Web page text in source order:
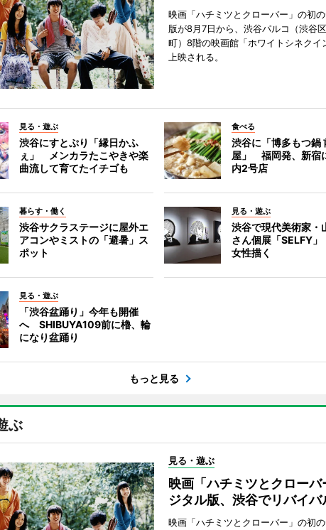
映画「ハチミツとクローバー」の初
版が8月7日から、渋谷パルコ（渋谷
町）8階の映画館「ホワイトシネクイ
上映される。
見る・遊ぶ
渋谷にすとぷり「縁日かふ
ぇ」 メンカラたこやきや楽
曲流して育てたイチゴも
食べる
渋谷に「博多もつ鍋
屋」 福岡発、新宿
内2号店
暮らす・働く
渋谷サクラステージに屋外エ
アコンやミストの「避暑」ス
ポット
見る・遊ぶ
渋谷で現代美術家・
さん個展「SELFY
女性描く
見る・遊ぶ
「渋谷盆踊り」今年も開催
へ SHIBUYA109前に櫓、輪
になり盆踊り
もっと見る
ぶ
見る・遊ぶ
映画「ハチミツとクローバ
ジタル版、渋谷でリバイバ
映画「ハチミツとクローバー」の初